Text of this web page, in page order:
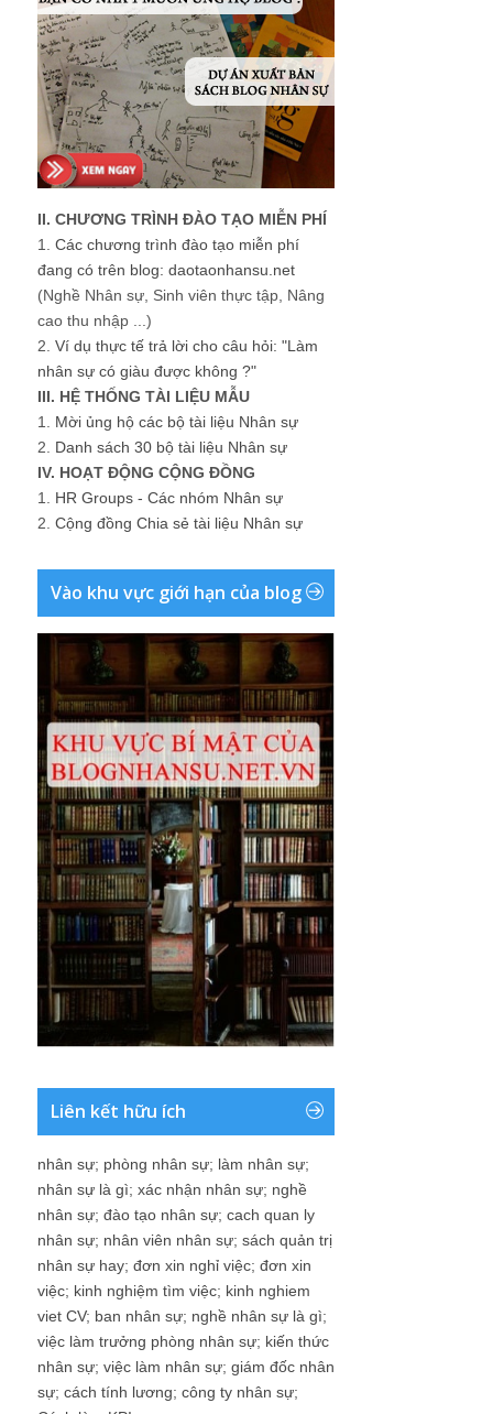
II. CHƯƠNG TRÌNH ĐÀO TẠO MIỄN PHÍ
1. Các chương trình đào tạo miễn phí
đang có trên blog: daotaonhansu.net
(Nghề Nhân sự, Sinh viên thực tập, Nâng
cao thu nhập ...)
2. Ví dụ thực tế trả lời cho câu hỏi: "Làm
nhân sự có giàu được không ?"
III. HỆ THỐNG TÀI LIỆU MẪU
1. Mời ủng hộ các bộ tài liệu Nhân sự
2. Danh sách 30 bộ tài liệu Nhân sự
IV. HOẠT ĐỘNG CỘNG ĐỒNG
1. HR Groups - Các nhóm Nhân sự
2. Cộng đồng Chia sẻ tài liệu Nhân sự
Vào khu vực giới hạn của blog
Liên kết hữu ích
nhân sự; phòng nhân sự; làm nhân sự;
nhân sự là gì; xác nhận nhân sự; nghề
nhân sự; đào tạo nhân sự; cach quan ly
nhân sự; nhân viên nhân sự; sách quản trị
nhân sự hay; đơn xin nghỉ việc; đơn xin
việc; kinh nghiệm tìm việc; kinh nghiem
viet CV; ban nhân sự; nghề nhân sự là gì;
việc làm trưởng phòng nhân sự; kiến thức
nhân sự; việc làm nhân sự; giám đốc nhân
sự; cách tính lương; công ty nhân sự;